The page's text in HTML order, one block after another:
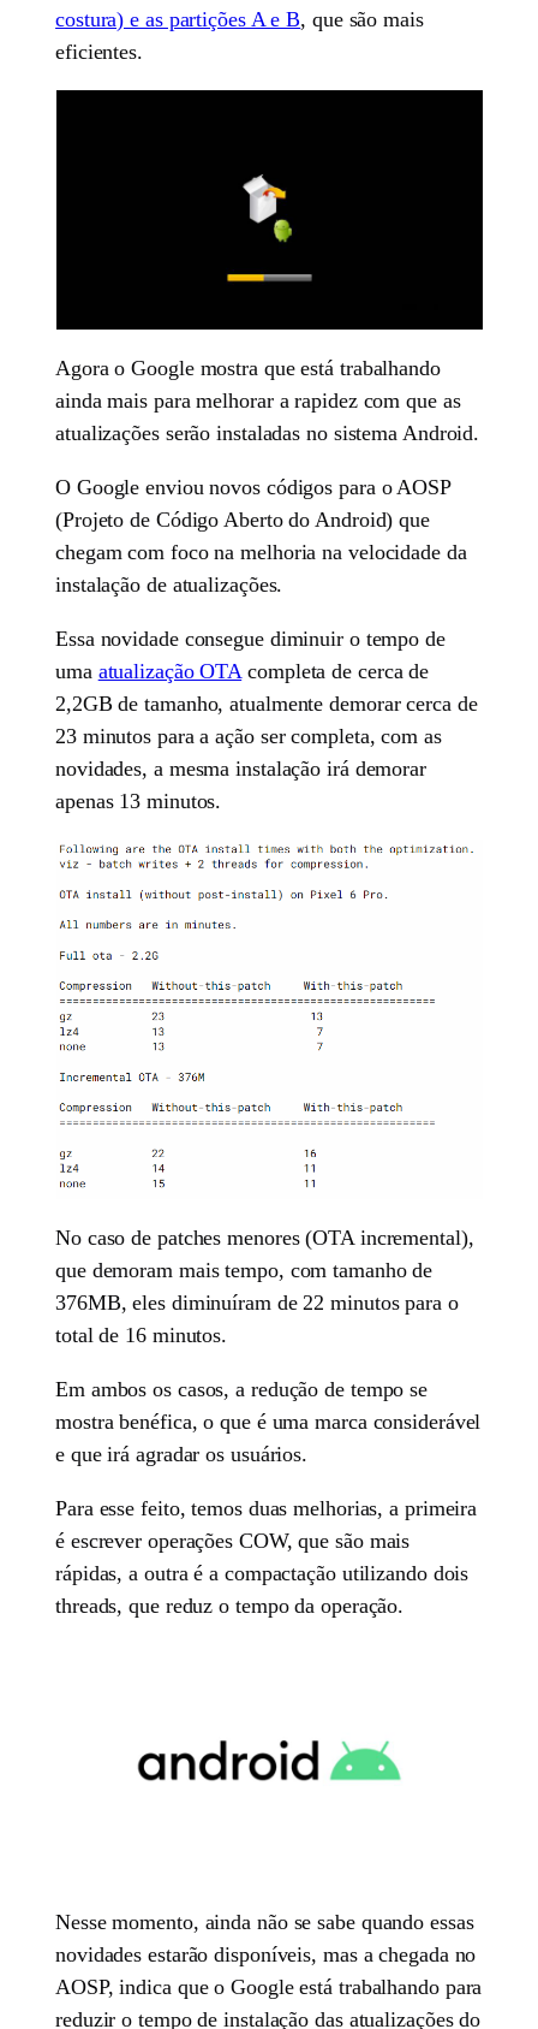
costura) e as partições A e B, que são mais
eficientes.
Agora o Google mostra que está trabalhando
ainda mais para melhorar a rapidez com que as
atualizações serão instaladas no sistema Android.
O Google enviou novos códigos para o AOSP
(Projeto de Código Aberto do Android) que
chegam com foco na melhoria na velocidade da
instalação de atualizações.
Essa novidade consegue diminuir o tempo de
uma atualização OTA completa de cerca de
2,2GB de tamanho, atualmente demorar cerca de
23 minutos para a ação ser completa, com as
novidades, a mesma instalação irá demorar
apenas 13 minutos.
No caso de patches menores (OTA incremental),
que demoram mais tempo, com tamanho de
376MB, eles diminuíram de 22 minutos para o
total de 16 minutos.
Em ambos os casos, a redução de tempo se
mostra benéfica, o que é uma marca considerável
e que irá agradar os usuários.
Para esse feito, temos duas melhorias, a primeira
é escrever operações COW, que são mais
rápidas, a outra é a compactação utilizando dois
threads, que reduz o tempo da operação.
Nesse momento, ainda não se sabe quando essas
novidades estarão disponíveis, mas a chegada no
AOSP, indica que o Google está trabalhando para
reduzir o tempo de instalação das atualizações do